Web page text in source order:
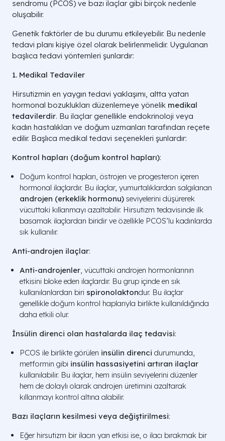
sendromu (PCOS) ve bazı ilaçlar gibi birçok nedenle
oluşabilir.
Genetik faktörler de bu durumu etkileyebilir. Bu nedenle
tedavi planı kişiye özel olarak belirlenmelidir. Uygulanan
başlıca tedavi yöntemleri şunlardır:
1. Medikal Tedaviler
Hirsutizmin en yaygın tedavi yaklaşımı, altta yatan
hormonal bozuklukları düzenlemeye yönelik medikal
tedavilerdir. Bu ilaçlar genellikle endokrinoloji veya
kadın hastalıkları ve doğum uzmanları tarafından reçete
edilir. Başlıca medikal tedavi seçenekleri şunlardır:
Kontrol hapları (doğum kontrol hapları):
Doğum kontrol hapları, östrojen ve progesteron içeren
hormonal ilaçlardır. Bu ilaçlar, yumurtalıklardan salgılanan
androjen (erkeklik hormonu) seviyelerini düşürerek
vücuttaki kıllanmayı azaltabilir. Hirsutizm tedavisinde ilk
basamak ilaçlardan biridir ve özellikle PCOS’lu kadınlarda
sık kullanılır.
Anti-androjen ilaçlar:
Anti-androjenler, vücuttaki androjen hormonlarının
etkisini bloke eden ilaçlardır. Bu grup içinde en sık
kullanılanlardan biri spironolaktondur. Bu ilaçlar
genellikle doğum kontrol haplarıyla birlikte kullanıldığında
daha etkili olur.
İnsülin direnci olan hastalarda ilaç tedavisi:
PCOS ile birlikte görülen insülin direnci durumunda,
metformin gibi insülin hassasiyetini artıran ilaçlar
kullanılabilir. Bu ilaçlar, hem insülin seviyelerini düzenler
hem de dolaylı olarak androjen üretimini azaltarak
kıllanmayı kontrol altına alabilir.
Bazı ilaçların kesilmesi veya değiştirilmesi:
Eğer hirsutizm bir ilacın yan etkisi ise, o ilacı bırakmak bir